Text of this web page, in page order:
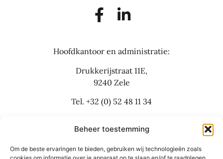
Beheer toestemming
Om de beste ervaringen te bieden, gebruiken wij technologieën zoals
Hoofdkantoor en administratie:
Drukkerijstraat 11E,
9240 Zele
Tel. +32 (0) 52 48 11 34
Bijkantoor: